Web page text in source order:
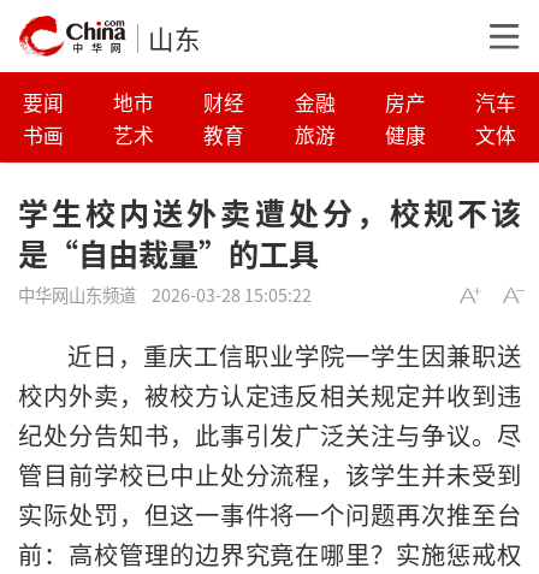
山东
要闻 地市 财经 金融 房产
汽车
书画
艺术 教育 旅游 健康 文体
学生校内送外卖遭处分，校规不该
是“自由裁量”的工具
中华网山东频道 2026-03-28 15:05:22
近日，重庆工信职业学院一学生因兼职送
校内外卖，被校方认定违反相关规定并收到违
纪处分告知书，此事引发广泛关注与争议。尽
管目前学校已中止处分流程，该学生并未受到
实际处罚，但这一事件将一个问题再次推至台
前：高校管理的边界究竟在哪里？实施惩戒权